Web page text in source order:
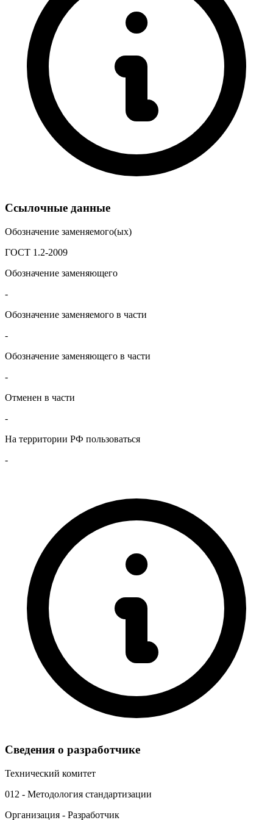
Ссылочные данные
Обозначение заменяемого(ых)
ГОСТ 1.2-2009
Обозначение заменяющего
-
Обозначение заменяемого в части
-
Обозначение заменяющего в части
-
Отменен в части
-
На территории РФ пользоваться
-
Сведения о разработчике
Технический комитет
012 - Методология стандартизации
Организация - Разработчик